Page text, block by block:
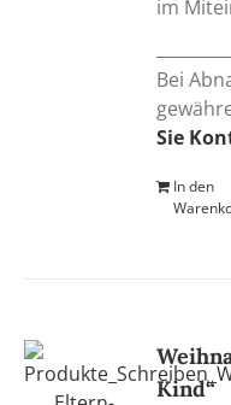
im
Bei
Sie
In den
Kind“